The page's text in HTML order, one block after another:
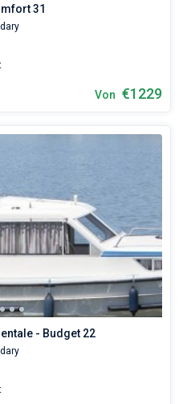
31
Von €1229
- Budget 22